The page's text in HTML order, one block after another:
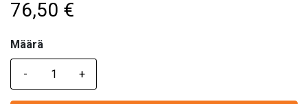
76,50 €
Määrä
Määrä